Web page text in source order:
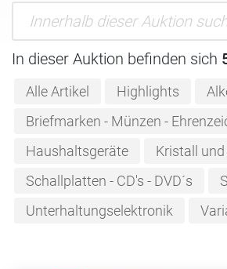
In dieser Auktion befinden sich
Alle Artikel Highlights
Briefmarken - Münzen -
Haushaltsgeräte
Kristall und
Schallplatten - CD's - DVD´s
Unterhaltungselektronik